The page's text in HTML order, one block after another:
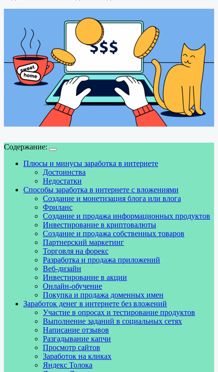
Содержание:
Плюсы и минусы заработка в интернете
Достоинства
Недостатки
Способы заработка в интернете с вложениями
Создание и монетизация блога или влога
Фриланс
Создание и продажа информационных продуктов
Инвестирование в криптовалюты
Создание и продажа собственных товаров
Партнерский маркетинг
Торговля на форекс
Разработка и продажа приложений
Веб-дизайн
Инвестирование в акции
Онлайн-обучение
Покупка и продажа доменных имен
Заработок денег в интернете без вложений
Участие в опросах и тестирование продуктов
Выполнение заданий в социальных сетях
Написание отзывов
Разгадывание капчи
Просмотр сайтов
Заработок на кликах
Яндекс Толока